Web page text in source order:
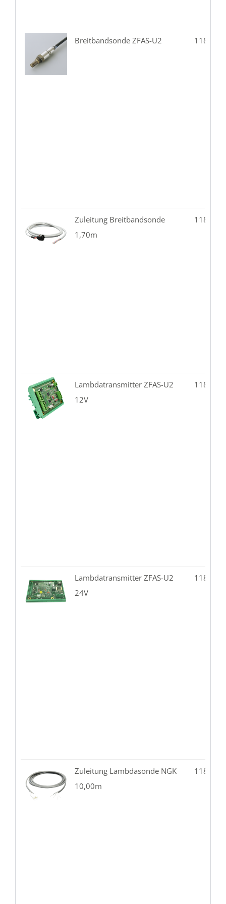
Breitbandsonde ZFAS-U2 118.02-
Zuleitung Breitbandsonde
1,70m
118.02-
Lambdatransmitter ZFAS-U2
12V
118.02-
Lambdatransmitter ZFAS-U2
24V
118.02-
Zuleitung Lambdasonde NGK
10,00m
118.02-